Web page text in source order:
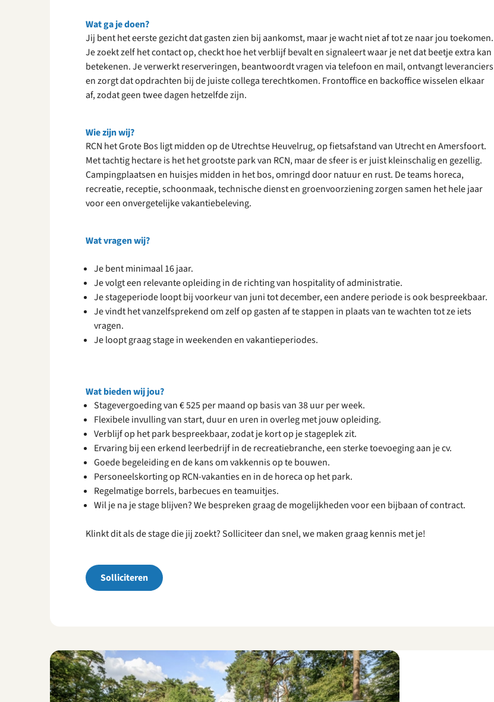
Wat ga je doen?
Jij bent het eerste gezicht dat gasten zien bij aankomst, maar je wacht niet af tot ze naar jou toekomen.
Je zoekt zelf het contact op, checkt hoe het verblijf bevalt en signaleert waar je net dat beetje extra kan
betekenen. Je verwerkt reserveringen, beantwoordt vragen via telefoon en mail, ontvangt leveranciers
en zorgt dat opdrachten bij de juiste collega terechtkomen. Frontoffice en backoffice wisselen elkaar
af, zodat geen twee dagen hetzelfde zijn.
Wie zijn wij?
RCN het Grote Bos ligt midden op de Utrechtse Heuvelrug, op fietsafstand van Utrecht en Amersfoort.
Met tachtig hectare is het het grootste park van RCN, maar de sfeer is er juist kleinschalig en gezellig.
Campingplaatsen en huisjes midden in het bos, omringd door natuur en rust. De teams horeca,
recreatie, receptie, schoonmaak, technische dienst en groenvoorziening zorgen samen het hele jaar
voor een onvergetelijke vakantiebeleving.
Wat vragen wij?
Je bent minimaal 16 jaar.
Je volgt een relevante opleiding in de richting van hospitality of administratie.
Je stageperiode loopt bij voorkeur van juni tot december, een andere periode is ook bespreekbaar.
Je vindt het vanzelfsprekend om zelf op gasten af te stappen in plaats van te wachten tot ze iets
vragen.
Je loopt graag stage in weekenden en vakantieperiodes.
Wat bieden wij jou?
Stagevergoeding van € 525 per maand op basis van 38 uur per week.
Flexibele invulling van start, duur en uren in overleg met jouw opleiding.
Verblijf op het park bespreekbaar, zodat je kort op je stageplek zit.
Ervaring bij een erkend leerbedrijf in de recreatiebranche, een sterke toevoeging aan je cv.
Goede begeleiding en de kans om vakkennis op te bouwen.
Personeelskorting op RCN-vakanties en in de horeca op het park.
Regelmatige borrels, barbecues en teamuitjes.
Wil je na je stage blijven? We bespreken graag de mogelijkheden voor een bijbaan of contract.
Klinkt dit als de stage die jij zoekt? Solliciteer dan snel, we maken graag kennis met je!
Solliciteren